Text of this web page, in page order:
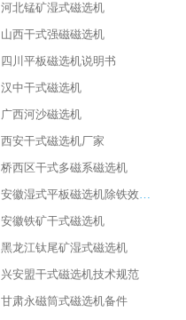
河北锰矿湿式磁选机
山西干式强磁磁选机
四川平板磁选机说明书
汉中干式磁选机
广西河沙磁选机
西安干式磁选机厂家
桥西区干式多磁系磁选机
安徽湿式平板磁选机除铁效果怎么样
安徽铁矿干式磁选机
黑龙江钛尾矿湿式磁选机
兴安盟干式磁选机技术规范
甘肃永磁筒式磁选机备件